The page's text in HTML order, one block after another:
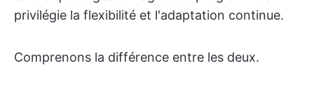
privilégie la flexibilité et l'adaptation continue.
Comprenons la différence entre les deux.